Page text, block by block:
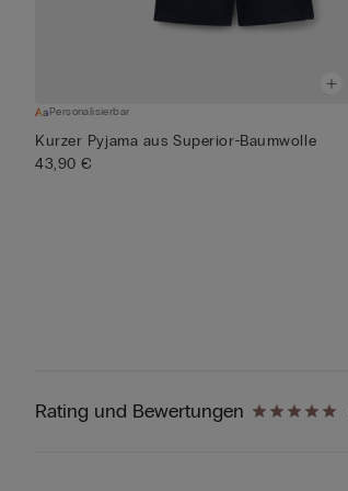
Personalisierbar
Kurzer Pyjama aus Superior-Baumwolle
43,90 €
Rating und Bewertungen